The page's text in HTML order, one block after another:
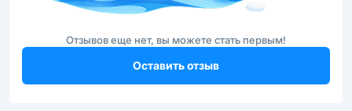
Отзывов еще нет, вы можете стать первым!
Оставить отзыв